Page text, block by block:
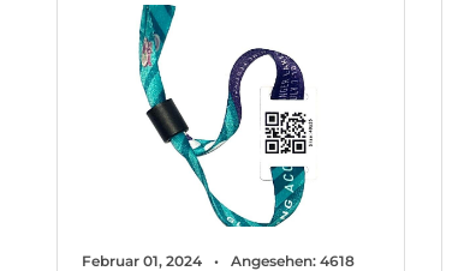
Februar 01, 2024 Angesehen: 4618